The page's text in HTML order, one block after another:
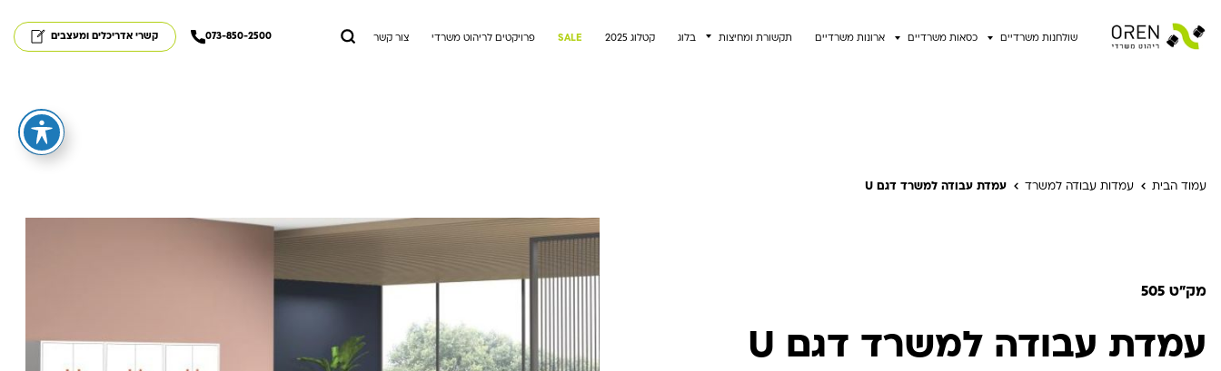
שולחנות משרדיים כסאות משרדיים ארונות משרדיים תקשורת ומחיצות בלוג קטלוג 2025 SALE פרויקטים לריהוט משרדי צור קשר קשרי אדריכלים ומעצבים 073-850-2500
עמוד הבית עמדות עבודה למשרד עמדת עבודה למשרד דגם U
מק"ט 505
עמדת עבודה למשרד דגם U